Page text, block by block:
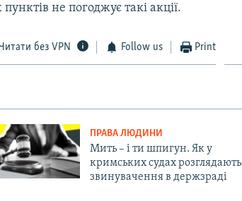
не погоджує такі акції.
без VPN Follow us Print
ПРАВА ЛЮДИНИ
Мить – і ти шпигун. Як у
кримських судах розглядають
звинувачення в держзраді